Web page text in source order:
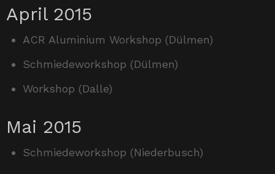
April 2015
ACR Aluminium Workshop (Dülmen)
Schmiedeworkshop (Dülmen)
Workshop (Dalle)
Mai 2015
Schmiedeworkshop (Niederbusch)